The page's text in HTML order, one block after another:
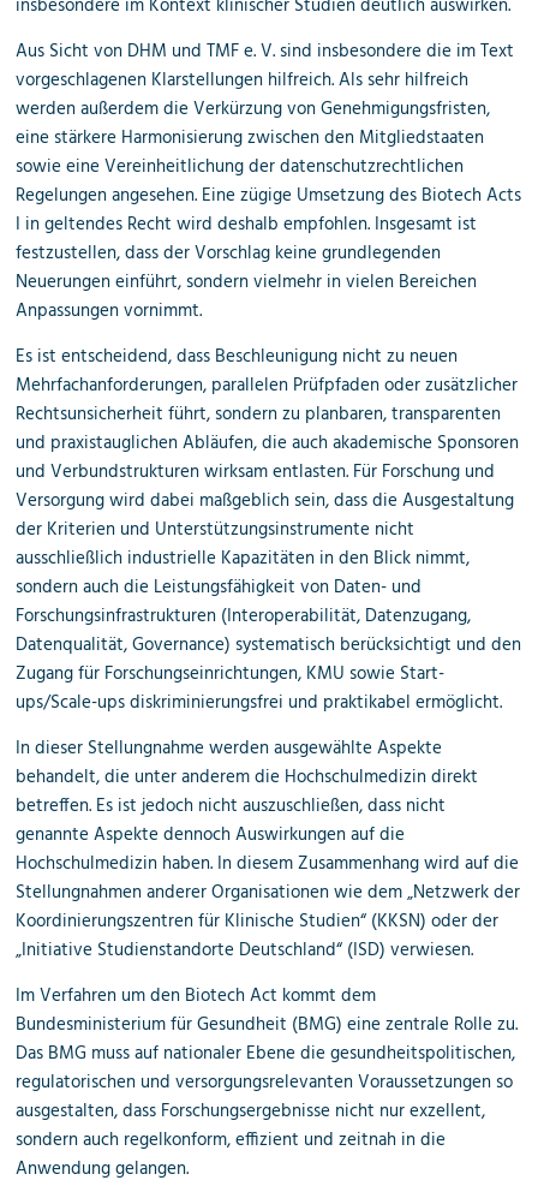
insbesondere im Kontext klinischer Studien deutlich auswirken.
Aus Sicht von DHM und TMF e. V. sind insbesondere die im Text
vorgeschlagenen Klarstellungen hilfreich. Als sehr hilfreich
werden außerdem die Verkürzung von Genehmigungsfristen,
eine stärkere Harmonisierung zwischen den Mitgliedstaaten
sowie eine Vereinheitlichung der datenschutzrechtlichen
Regelungen angesehen. Eine zügige Umsetzung des Biotech Acts
I in geltendes Recht wird deshalb empfohlen. Insgesamt ist
festzustellen, dass der Vorschlag keine grundlegenden
Neuerungen einführt, sondern vielmehr in vielen Bereichen
Anpassungen vornimmt.
Es ist entscheidend, dass Beschleunigung nicht zu neuen
Mehrfachanforderungen, parallelen Prüfpfaden oder zusätzlicher
Rechtsunsicherheit führt, sondern zu planbaren, transparenten
und praxistauglichen Abläufen, die auch akademische Sponsoren
und Verbundstrukturen wirksam entlasten. Für Forschung und
Versorgung wird dabei maßgeblich sein, dass die Ausgestaltung
der Kriterien und Unterstützungsinstrumente nicht
ausschließlich industrielle Kapazitäten in den Blick nimmt,
sondern auch die Leistungsfähigkeit von Daten- und
Forschungsinfrastrukturen (Interoperabilität, Datenzugang,
Datenqualität, Governance) systematisch berücksichtigt und den
Zugang für Forschungseinrichtungen, KMU sowie Start-
ups/Scale-ups diskriminierungsfrei und praktikabel ermöglicht.
In dieser Stellungnahme werden ausgewählte Aspekte
behandelt, die unter anderem die Hochschulmedizin direkt
betreffen. Es ist jedoch nicht auszuschließen, dass nicht
genannte Aspekte dennoch Auswirkungen auf die
Hochschulmedizin haben. In diesem Zusammenhang wird auf die
Stellungnahmen anderer Organisationen wie dem „Netzwerk der
Koordinierungszentren für Klinische Studien“ (KKSN) oder der
„Initiative Studienstandorte Deutschland“ (ISD) verwiesen.
Im Verfahren um den Biotech Act kommt dem
Bundesministerium für Gesundheit (BMG) eine zentrale Rolle zu.
Das BMG muss auf nationaler Ebene die gesundheitspolitischen,
regulatorischen und versorgungsrelevanten Voraussetzungen so
ausgestalten, dass Forschungsergebnisse nicht nur exzellent,
sondern auch regelkonform, effizient und zeitnah in die
Anwendung gelangen.